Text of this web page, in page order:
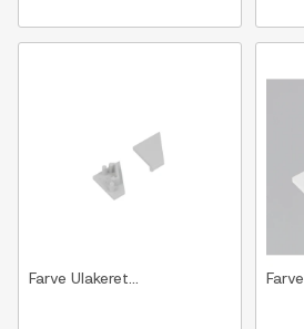
Farve Ulakeret... Farve